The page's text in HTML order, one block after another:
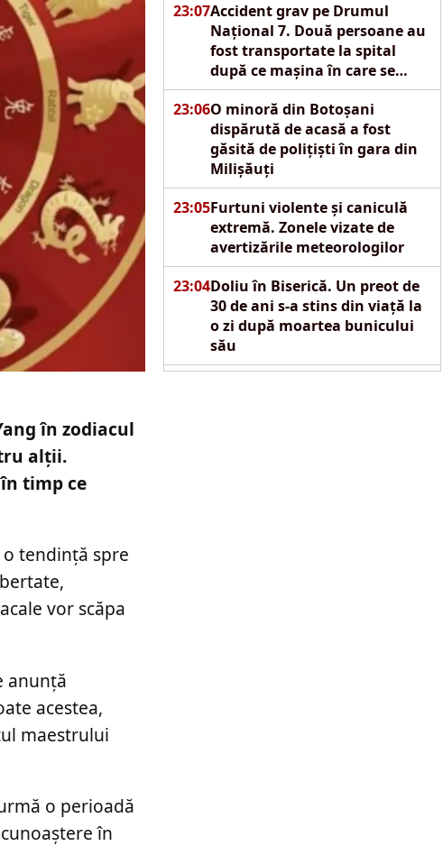
23:07Accident grav pe Drumul
Național 7. Două persoane au
fost transportate la spital
după ce mașina în care se
aflau s-a izbit de un pod
23:06O minoră din Botoșani
dispărută de acasă a fost
găsită de polițiști în gara din
Milișăuți
23:05Furtuni violente și caniculă
extremă. Zonele vizate de
avertizările meteorologilor
23:04Doliu în Biserică. Un preot de
30 de ani s-a stins din viață la
o zi după moartea bunicului
său
în zodiacul
alții.
timp ce
o tendință spre
vor scăpa
anunță
acestea,
maestrului
o perioadă
în